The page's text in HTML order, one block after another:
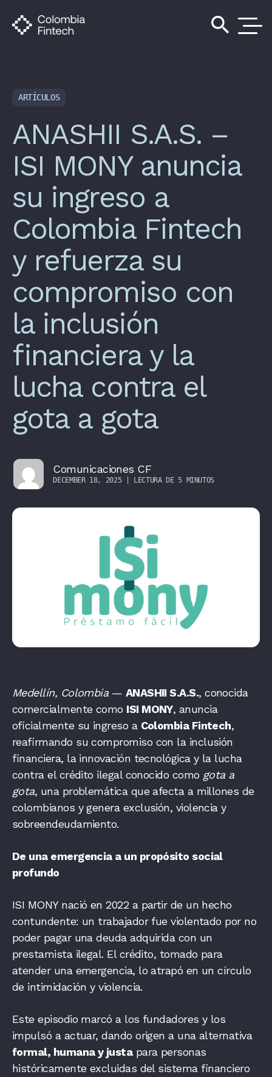
search
ARTÍCULOS
ANASHII S.A.S. –
ISI MONY anuncia
su ingreso a
Colombia Fintech
y refuerza su
compromiso con
la inclusión
financiera y la
lucha contra el
gota a gota
Comunicaciones CF
DECEMBER 18, 2025 | LECTURA DE 5 MINUTOS
Medellín, Colombia— ANASHII S.A.S., conocida
comercialmente como ISI MONY, anuncia
oficialmente su ingreso a Colombia Fintech,
reafirmando su compromiso con la inclusión
financiera, la innovación tecnológica y la lucha
contra el crédito ilegal conocido como gota a
gota, una problemática que afecta a millones de
colombianos y genera exclusión, violencia y
sobreendeudamiento.
De una emergencia a un propósito social
profundo
ISI MONY nació en 2022 a partir de un hecho
contundente: un trabajador fue violentado por no
poder pagar una deuda adquirida con un
prestamista ilegal. El crédito, tomado para
atender una emergencia, lo atrapó en un círculo
de intimidación y violencia.
Este episodio marcó a los fundadores y los
impulsó a actuar, dando origen a una alternativa
formal, humana y justapara personas
históricamente excluidas del sistema financiero